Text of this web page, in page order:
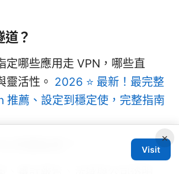
？
定哪些應用走 VPN，哪些直
靈活性。 2026 ⭐ 最新！最完整
推薦、設定到穩定使，完整指南
的隱私性？
、審計報告、法域與公司透明
×
Visit